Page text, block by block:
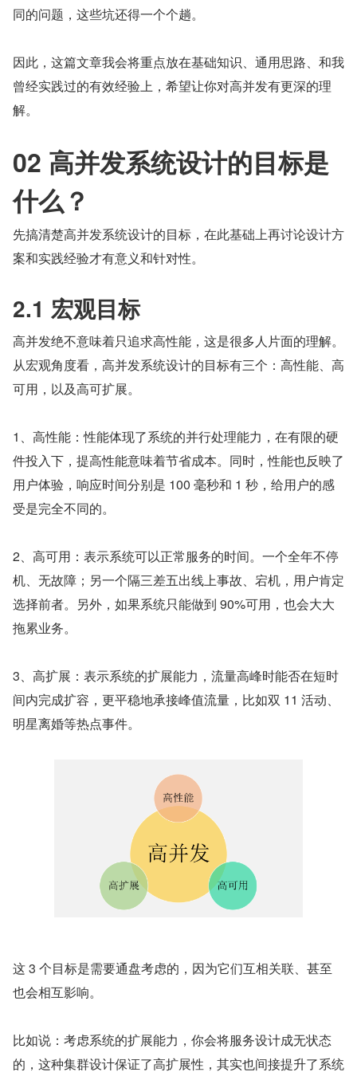
同的问题，这些坑还得一个个趟。
因此，这篇文章我会将重点放在基础知识、通用思路、和我
曾经实践过的有效经验上，希望让你对高并发有更深的理
解。
02 高并发系统设计的目标是
什么？
先搞清楚高并发系统设计的目标，在此基础上再讨论设计方
案和实践经验才有意义和针对性。
2.1 宏观目标
高并发绝不意味着只追求高性能，这是很多人片面的理解。
从宏观角度看，高并发系统设计的目标有三个：高性能、高
可用，以及高可扩展。
1、高性能：性能体现了系统的并行处理能力，在有限的硬
件投入下，提高性能意味着节省成本。同时，性能也反映了
用户体验，响应时间分别是 100 毫秒和 1 秒，给用户的感
受是完全不同的。
2、高可用：表示系统可以正常服务的时间。一个全年不停
机、无故障；另一个隔三差五出线上事故、宕机，用户肯定
选择前者。另外，如果系统只能做到 90%可用，也会大大
拖累业务。
3、高扩展：表示系统的扩展能力，流量高峰时能否在短时
间内完成扩容，更平稳地承接峰值流量，比如双 11 活动、
明星离婚等热点事件。
这 3 个目标是需要通盘考虑的，因为它们互相关联、甚至
也会相互影响。
比如说：考虑系统的扩展能力，你会将服务设计成无状态
的，这种集群设计保证了高扩展性，其实也间接提升了系统